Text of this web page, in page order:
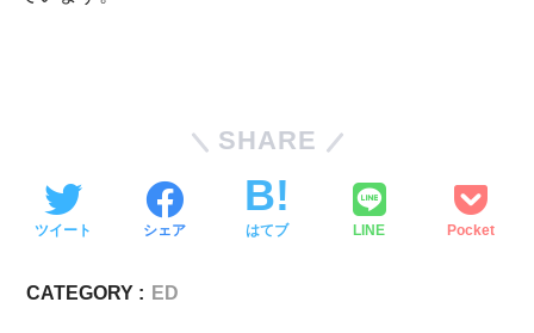
SHARE
ツイート シェア はてブ LINE Pocket
CATEGORY : ED